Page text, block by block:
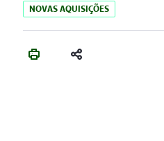
NOVAS AQUISIÇÕES